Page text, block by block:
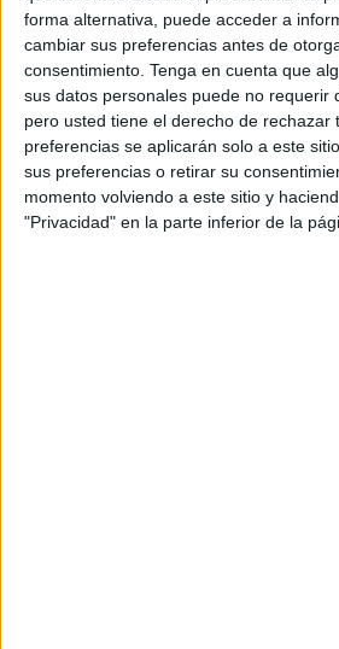
forma alternativa, puede acceder a
cambiar sus preferencias antes de
consentimiento. Tenga en cuenta que
sus datos personales puede no requerir
pero usted tiene el derecho de rechazar
preferencias se aplicarán solo a este
sus preferencias o retirar su
momento volviendo a este sitio y
"Privacidad" en la parte inferior de la
sea a través […]
Publicado en:Navidad Etiquetado
creatividad,deseos, dinámica de
propósitos,reflexión,reflexión